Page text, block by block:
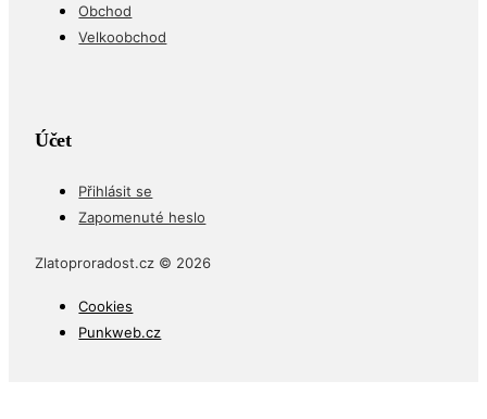
Obchod
Velkoobchod
Účet
Přihlásit se
Zapomenuté heslo
Zlatoproradost.cz © 2026
Cookies
Punkweb.cz